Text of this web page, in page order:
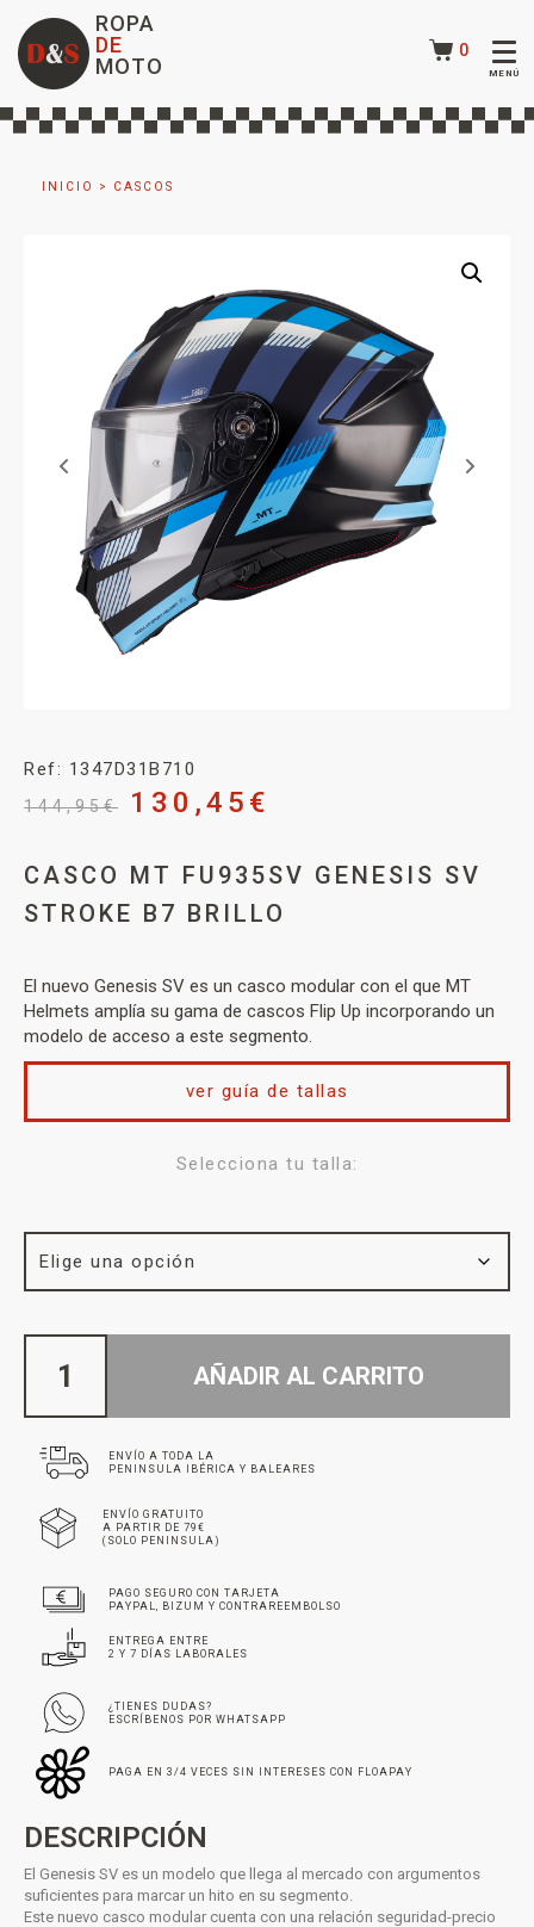
ROPA
DE
MOTO
0
INICIO > CASCOS
Ref: 1347D31B710
144,95€ 130,45 €
CASCO MT FU935SV GENESIS SV
STROKE B7 BRILLO
El nuevo Genesis SV es un casco modular con el que MT
Helmets amplía su gama de cascos Flip Up incorporando un
modelo de acceso a este segmento.
Selecciona tu talla:
ver guía de tallas
AÑADIR AL CARRITO
ENVÍO A TODA LA
PENINSULA IBÉRICA Y BALEARES
ENVÍO GRATUITO
A PARTIR DE 79€
(SOLO PENINSULA)
PAGO SEGURO CON TARJETA
PAYPAL, BIZUM Y CONTRAREEMBOLSO
ENTREGA ENTRE
2 Y 7 DÍAS LABORALES
¿TIENES DUDAS?
ESCRÍBENOS POR WHATSAPP
PAGA EN 3/4 VECES SIN INTERESES CON FLOAPAY
DESCRIPCIÓN
El Genesis SV es un modelo que llega al mercado con argumentos
suficientes para marcar un hito en su segmento.
Este nuevo casco modular cuenta con una relación seguridad-precio